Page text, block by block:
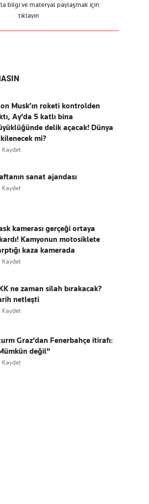
bilgi ve materyal paylaşmak için
tıklayın
Musk’ın roketi kontrolden
Ay'da 5 katlı bina
delik açacak! Dünya
mi?
Kaydet
sanat ajandası
Kaydet
kamerası gerçeği ortaya
Kamyonun motosiklete
kaza kamerada
Kaydet
ne zaman silah bırakacak?
netleşti
Kaydet
Graz'dan Fenerbahçe itirafı:
değil"
Kaydet